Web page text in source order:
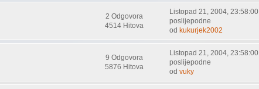
2 Odgovora
4514 Hitova
Listopad 21, 2004, 23:58:00
poslijepodne
odkukurjek2002
9 Odgovora
5876 Hitova
Listopad 21, 2004, 23:58:00
poslijepodne
odvuky